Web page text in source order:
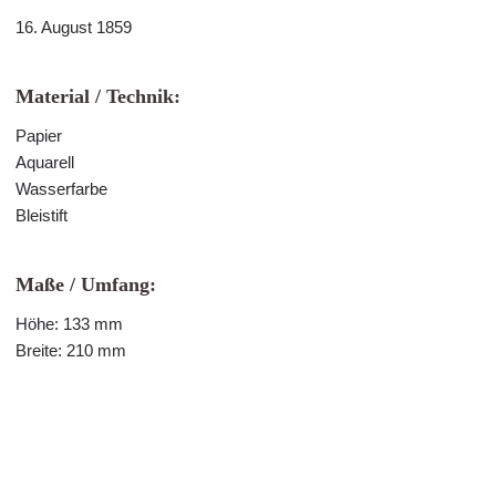
16. August 1859
Material / Technik:
Papier
Aquarell
Wasserfarbe
Bleistift
Maße / Umfang:
Höhe: 133 mm
Breite: 210 mm